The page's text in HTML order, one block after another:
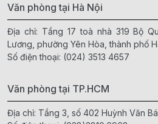
Văn phòng tại Hà Nội
Địa chỉ: Tầng 17 toà nhà 319 Bộ
Lương, phường Yên Hòa, thành phố
Số điện thoại: (024) 3513 4657
Văn phòng tại TP.HCM
Địa chỉ: Tầng 3, số 402 Huỳnh Văn